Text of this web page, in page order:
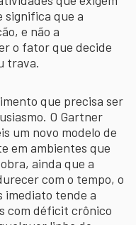
significa que a
e não a
o fator que decide
trava.
que precisa ser
O Gartner
um novo modelo de
em ambientes que
ainda que a
com o tempo, o
imediato tende a
com déficit crônico